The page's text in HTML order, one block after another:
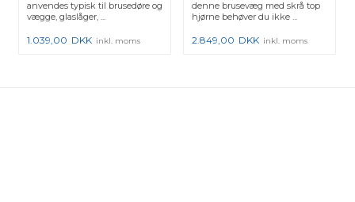
anvendes typisk til brusedøre og
vægge, glaslåger, ...
1.039,00 DKK inkl. moms
denne brusevæg med skrå top
hjørne behøver du ikke ...
2.849,00 DKK inkl. moms